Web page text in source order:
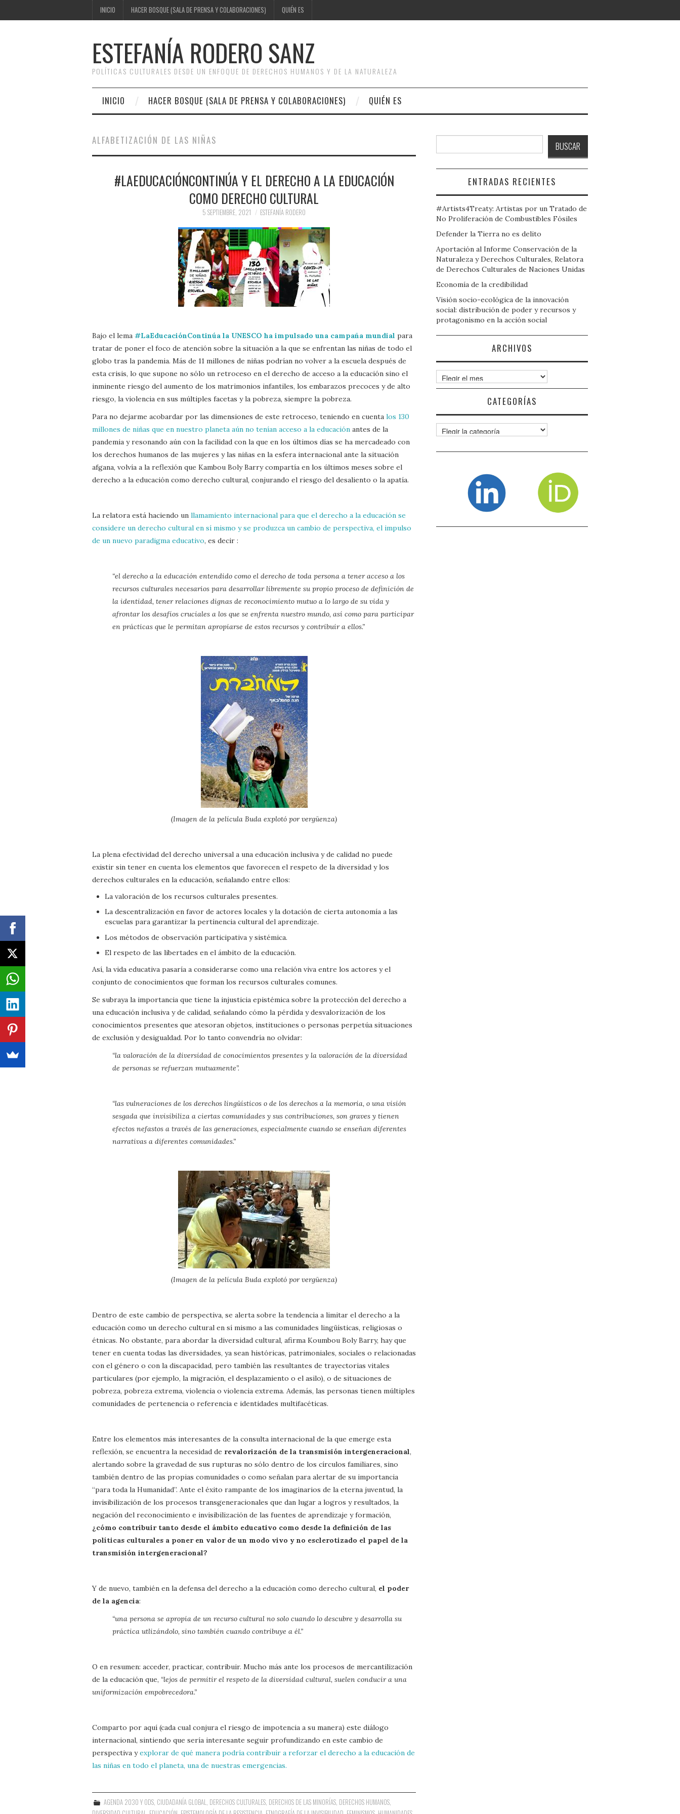
INICIO HACER BOSQUE (SALA DE PRENSA Y COLABORACIONES) QUIÉN ES
ESTEFANÍA RODERO SANZ
POLÍTICAS CULTURALES DESDE UN ENFOQUE DE DERECHOS HUMANOS Y DE LA NATURALEZA
INICIO HACER BOSQUE (SALA DE PRENSA Y COLABORACIONES) QUIÉN ES
ALFABETIZACIÓN DE LAS NIÑAS
#LAEDUCACIÓNCONTINÚA Y EL DERECHO A LA EDUCACIÓN
COMO DERECHO CULTURAL
5 SEPTIEMBRE, 2021 ESTEFANÍA RODERO
Bajo el lema #LaEducaciónContinúa la UNESCO ha impulsado una campaña mundial para
tratar de poner el foco de atención sobre la situación a la que se enfrentan las niñas de todo el
globo tras la pandemia. Más de 11 millones de niñas podrían no volver a la escuela después de
esta crisis, lo que supone no sólo un retroceso en el derecho de acceso a la educación sino el
inminente riesgo del aumento de los matrimonios infantiles, los embarazos precoces y de alto
riesgo, la violencia en sus múltiples facetas y la pobreza, siempre la pobreza.
Para no dejarme acobardar por las dimensiones de este retroceso, teniendo en cuenta los 130
millones de niñas que en nuestro planeta aún no tenían acceso a la educación antes de la
pandemia y resonando aún con la facilidad con la que en los últimos días se ha mercadeado con
los derechos humanos de las mujeres y las niñas en la esfera internacional ante la situación
afgana, volvía a la reflexión que Kambou Boly Barry compartía en los últimos meses sobre el
derecho a la educación como derecho cultural, conjurando el riesgo del desaliento o la apatía.
La relatora está haciendo un llamamiento internacional para que el derecho a la educación se
considere un derecho cultural en sí mismo y se produzca un cambio de perspectiva, el impulso
de un nuevo paradigma educativo, es decir :
“el derecho a la educación entendido como el derecho de toda persona a tener acceso a los
recursos culturales necesarios para desarrollar libremente su propio proceso de definición de
la identidad, tener relaciones dignas de reconocimiento mutuo a lo largo de su vida y
afrontar los desafíos cruciales a los que se enfrenta nuestro mundo, así como para participar
en prácticas que le permitan apropiarse de estos recursos y contribuir a ellos.”
(Imagen de la película Buda explotó por vergüenza)
La plena efectividad del derecho universal a una educación inclusiva y de calidad no puede
existir sin tener en cuenta los elementos que favorecen el respeto de la diversidad y los
derechos culturales en la educación, señalando entre ellos:
La valoración de los recursos culturales presentes.
La descentralización en favor de actores locales y la dotación de cierta autonomía a las
escuelas para garantizar la pertinencia cultural del aprendizaje.
Los métodos de observación participativa y sistémica.
El respeto de las libertades en el ámbito de la educación.
Así, la vida educativa pasaría a considerarse como una relación viva entre los actores y el
conjunto de conocimientos que forman los recursos culturales comunes.
Se subraya la importancia que tiene la injusticia epistémica sobre la protección del derecho a
una educación inclusiva y de calidad, señalando cómo la pérdida y desvalorización de los
conocimientos presentes que atesoran objetos, instituciones o personas perpetúa situaciones
de exclusión y desigualdad. Por lo tanto convendría no olvidar:
“la valoración de la diversidad de conocimientos presentes y la valoración de la diversidad
de personas se refuerzan mutuamente”.
“las vulneraciones de los derechos lingüísticos o de los derechos a la memoria, o una visión
sesgada que invisibiliza a ciertas comunidades y sus contribuciones, son graves y tienen
efectos nefastos a través de las generaciones, especialmente cuando se enseñan diferentes
narrativas a diferentes comunidades.”
(Imagen de la película Buda explotó por vergüenza)
Dentro de este cambio de perspectiva, se alerta sobre la tendencia a limitar el derecho a la
educación como un derecho cultural en sí mismo a las comunidades lingüísticas, religiosas o
étnicas. No obstante, para abordar la diversidad cultural, afirma Koumbou Boly Barry, hay que
tener en cuenta todas las diversidades, ya sean históricas, patrimoniales, sociales o relacionadas
con el género o con la discapacidad, pero también las resultantes de trayectorias vitales
particulares (por ejemplo, la migración, el desplazamiento o el asilo), o de situaciones de
pobreza, pobreza extrema, violencia o violencia extrema. Además, las personas tienen múltiples
comunidades de pertenencia o referencia e identidades multifacéticas.
Entre los elementos más interesantes de la consulta internacional de la que emerge esta
reflexión, se encuentra la necesidad de revalorización de la transmisión intergeneracional,
alertando sobre la gravedad de sus rupturas no sólo dentro de los círculos familiares, sino
también dentro de las propias comunidades o como señalan para alertar de su importancia
“para toda la Humanidad”. Ante el éxito rampante de los imaginarios de la eterna juventud, la
invisibilización de los procesos transgeneracionales que dan lugar a logros y resultados, la
negación del reconocimiento e invisibilización de las fuentes de aprendizaje y formación,
¿cómo contribuir tanto desde el ámbito educativo como desde la definición de las
políticas culturales a poner en valor de un modo vivo y no esclerotizado el papel de la
transmisión intergeneracional?
Y de nuevo, también en la defensa del derecho a la educación como derecho cultural, el poder
de la agencia:
“una persona se apropia de un recurso cultural no solo cuando lo descubre y desarrolla su
práctica utlizándolo, sino también cuando contribuye a él.”
O en resumen: acceder, practicar, contribuir. Mucho más ante los procesos de mercantilización
de la educación que, “lejos de permitir el respeto de la diversidad cultural, suelen conducir a una
uniformización empobrecedora.”
Comparto por aquí (cada cual conjura el riesgo de impotencia a su manera) este diálogo
internacional, sintiendo que sería interesante seguir profundizando en este cambio de
perspectiva yexplorar de qué manera podría contribuir a reforzar el derecho a la educación de
las niñas en todo el planeta, una de nuestras emergencias.
AGENDA 2030 Y ODS CIUDADANÍA GLOBAL DERECHOS CULTURALES DERECHOS DE LAS MINORÍAS DERECHOS HUMANOS
BUSCAR
ENTRADAS RECIENTES
#Artists4Treaty: Artistas por un Tratado de
No Proliferación de Combustibles Fósiles
Defender la Tierra no es delito
Aportación al Informe Conservación de la
Naturaleza y Derechos Culturales, Relatora
de Derechos Culturales de Naciones Unidas
Economía de la credibilidad
Visión socio-ecológica de la innovación
social: distribución de poder y recursos y
protagonismo en la acción social
ARCHIVOS
Archivos
CATEGORÍAS
Categorías